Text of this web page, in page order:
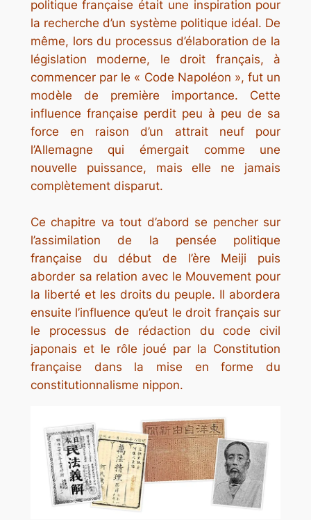
politique française était une inspiration pour
la recherche d’un système politique idéal. De
même, lors du processus d’élaboration de la
législation moderne, le droit français, à
commencer par le « Code Napoléon », fut un
modèle de première importance. Cette
influence française perdit peu à peu de sa
force en raison d’un attrait neuf pour
l’Allemagne qui émergait comme une
nouvelle puissance, mais elle ne jamais
complètement disparut.
Ce chapitre va tout d’abord se pencher sur
l’assimilation de la pensée politique
française du début de l’ère Meiji puis
aborder sa relation avec le Mouvement pour
la liberté et les droits du peuple. Il abordera
ensuite l’influence qu’eut le droit français sur
le processus de rédaction du code civil
japonais et le rôle joué par la Constitution
française dans la mise en forme du
constitutionnalisme nippon.